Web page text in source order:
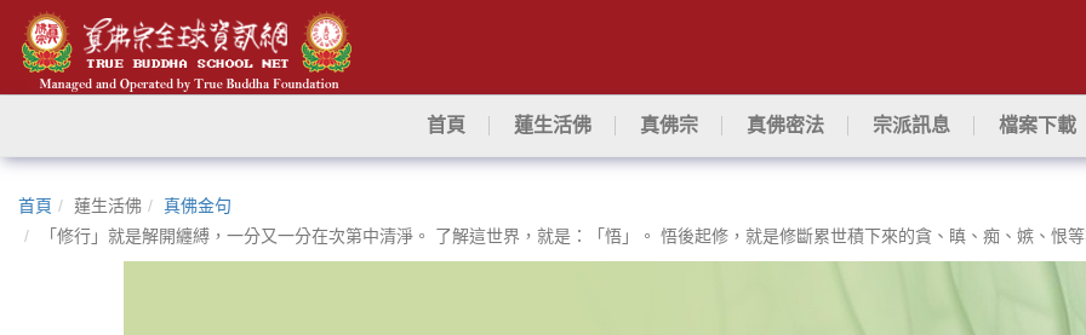
首頁 蓮生活佛 真佛宗 真佛密法 宗派訊息 檔案下載
首頁 蓮生活佛
真佛金句
「修行」就是解開纏縛，一分又一分在次第中清淨。 了解這世界，就是：「悟」。 悟後起修，就是修斷累世積下來的貪、瞋、痴、嫉、恨